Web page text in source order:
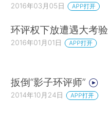
2016年03月05日 APP打开
环评权下放遭遇大考验
2016年01月01日 APP打开
扳倒“影子环评师”
2014年10月24日 APP打开